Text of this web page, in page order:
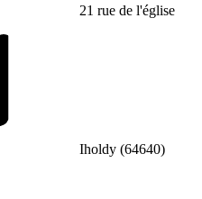
21 rue de l'église
Iholdy (64640)